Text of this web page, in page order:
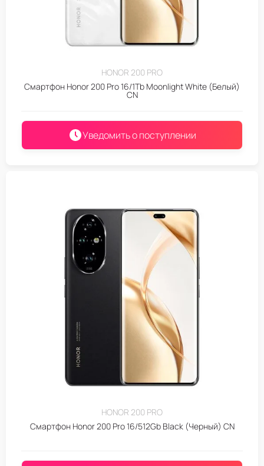
HONOR 200 PRO
Смартфон Honor 200 Pro 16/1Tb Moonlight White (Белый)
CN
Уведомить о поступлении
HONOR 200 PRO
Смартфон Honor 200 Pro 16/512Gb Black (Черный) CN